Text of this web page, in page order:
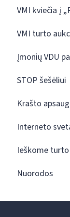
VMI kviečia į
VMI turto
Įmonių VDU
STOP šešėliui
Krašto
Interneto
Ieškome
Nuorodos